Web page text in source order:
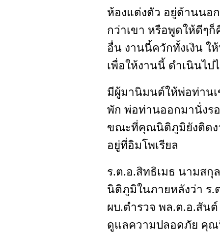
ห้องแต่งตัว อยู่ด้านนอ
กว่าเขา หรือพูดให้ดีๆ
อื่น งานนี้ควักทั้งเงิน ใ
เพื่อให้งานนี้ ดำเนินไป
มีผู้มานิมนต์ให้พ่อท่านเ
พัก พ่อท่านออกมานั่งร
ขณะที่คุณนิติภูมิยังติดง
อยู่ที่อิมโพเรียล
ร.ต.อ.สิทธิเมธ นามสกุ
นิติภูมิในภายหลังว่า ร.
ผบ.ตำรวจ พล.ต.อ.สัน
ดูแลความปลอดภัย คุณ